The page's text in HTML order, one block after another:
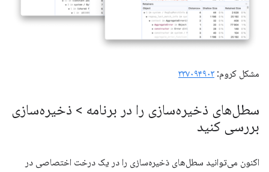
مشکل کروم: ۳۳۷۰۹۴۹۰۳
سطل‌های ذخیره‌سازی را در برنامه > ذخیره‌سازی
بررسی کنید
اکنون می‌توانید سطل‌های ذخیره‌سازی را در یک درخت اختصاصی در